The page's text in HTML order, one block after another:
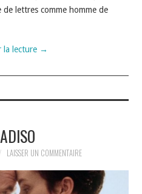
de lettres comme homme de
la lecture →
LAISSER UN COMMENTAIRE